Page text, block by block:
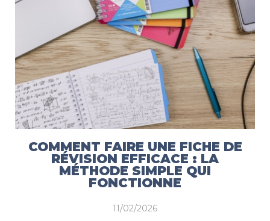
COMMENT FAIRE UNE FICHE DE
RÉVISION EFFICACE : LA
MÉTHODE SIMPLE QUI
FONCTIONNE
11/02/2026